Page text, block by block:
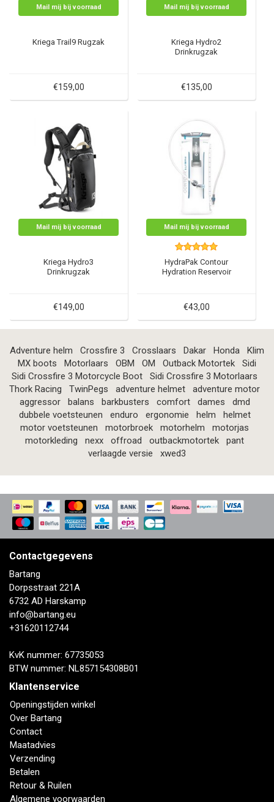
Mail mij bij voorraad
Kriega Trail9 Rugzak
€159,00
Mail mij bij voorraad
Kriega Hydro2
Drinkrugzak
€135,00
Mail mij bij voorraad
Kriega Hydro3
Drinkrugzak
€149,00
Mail mij bij voorraad
HydraPak Contour
Hydration Reservoir
€43,00
Adventure helm Crossfire 3 Crosslaars Dakar Honda
Klim
MX boots
Motorlaars OBM OM Outback Motortek
Sidi
Sidi Crossfire 3 Motorcycle Boot
Sidi Crossfire 3 Motorlaars
Thork Racing
TwinPegs adventure helmet
adventure motor
aggressor
balans barkbusters comfort dames
dmd
dubbele voetsteunen
enduro ergonomie helm
helmet
motor voetsteunen
motorbroek motorhelm
motorjas
motorkleding
nexx offroad outbackmotortek
pant
verlaagde versie
xwed3
Contactgegevens
Bartang
Dorpsstraat 221A
6732 AD Harskamp
info@bartang.eu
+31620112744
KvK nummer: 67735053
BTW nummer: NL857154308B01
Klantenservice
Openingstijden winkel
Over Bartang
Contact
Maatadvies
Verzending
Betalen
Retour & Ruilen
Algemene voorwaarden